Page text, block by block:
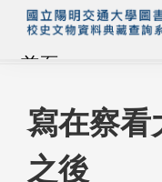
首頁
藏品查詢
校史館簡介
寫在察看
之後